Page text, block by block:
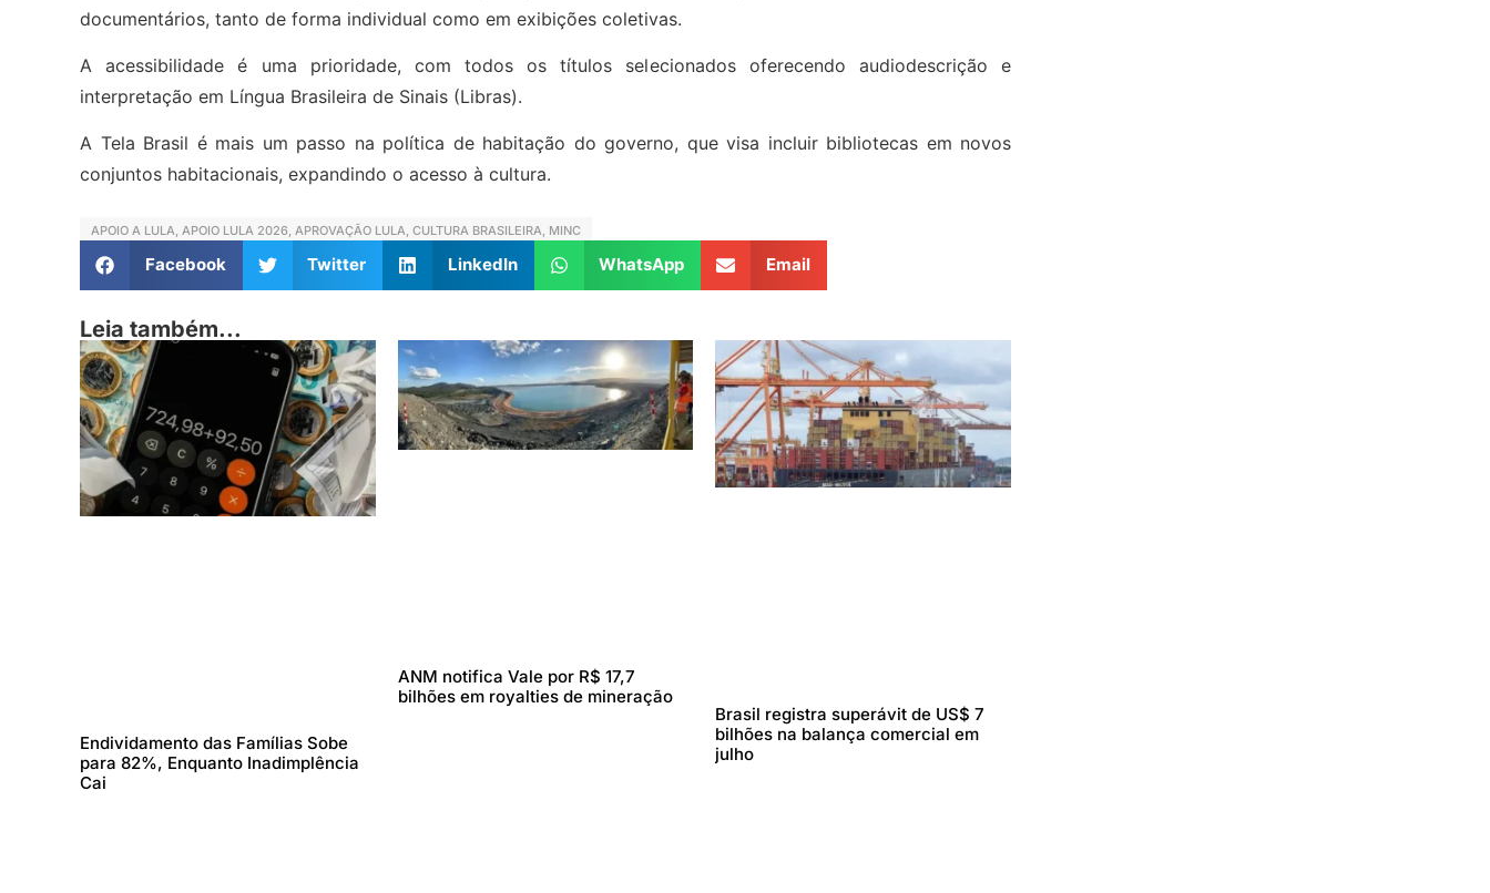
documentários, tanto de forma individual como em exibições coletivas.
A acessibilidade é uma prioridade, com todos os títulos selecionados oferecendo audiodescrição e
interpretação em Língua Brasileira de Sinais (Libras).
A Tela Brasil é mais um passo na política de habitação do governo, que visa incluir bibliotecas em novos
conjuntos habitacionais, expandindo o acesso à cultura.
APOIO A LULA, APOIO LULA 2026, APROVAÇÃO LULA, CULTURA BRASILEIRA, MINC
Facebook Twitter LinkedIn WhatsApp Email
Leia também...
Endividamento das Famílias Sobe
para 82%, Enquanto Inadimplência
Cai
ANM notifica Vale por R$ 17,7
bilhões em royalties de mineração
Brasil registra superávit de US$ 7
bilhões na balança comercial em
julho